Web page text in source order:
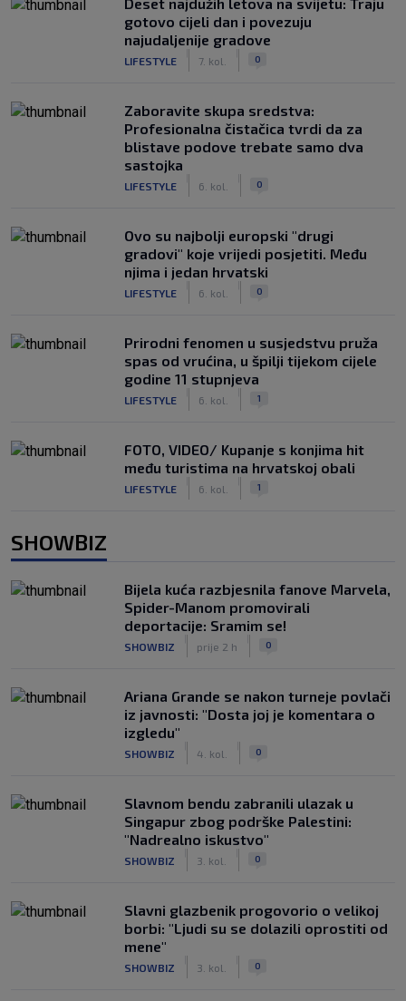
gotovo cijeli dan i povezuju
najudaljenije gradove
LIFESTYLE 7. kol. 0
Zaboravite skupa sredstva:
Profesionalna čistačica tvrdi da za
blistave podove trebate samo dva
sastojka
LIFESTYLE 6. kol. 0
Ovo su najbolji europski "drugi
gradovi" koje vrijedi posjetiti. Među
njima i jedan hrvatski
LIFESTYLE 6. kol. 0
Prirodni fenomen u susjedstvu pruža
spas od vrućina, u špilji tijekom cijele
godine 11 stupnjeva
LIFESTYLE 6. kol. 1
FOTO, VIDEO/ Kupanje s konjima hit
među turistima na hrvatskoj obali
LIFESTYLE 6. kol. 1
SHOWBIZ
Bijela kuća razbjesnila fanove Marvela,
Spider-Manom promovirali
deportacije: Sramim se!
SHOWBIZ prije 2 h 0
Ariana Grande se nakon turneje povlači
iz javnosti: "Dosta joj je komentara o
izgledu"
SHOWBIZ 4. kol. 0
Slavnom bendu zabranili ulazak u
Singapur zbog podrške Palestini:
"Nadrealno iskustvo"
SHOWBIZ 3. kol. 0
Slavni glazbenik progovorio o velikoj
borbi: "Ljudi su se dolazili oprostiti od
mene"
SHOWBIZ 3. kol. 0